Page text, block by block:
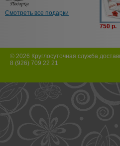
Смотреть все подарки
750 p.
© 2026 Круглосуточная служба
8 (926) 709 22 21